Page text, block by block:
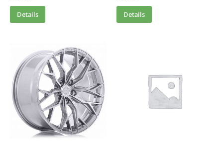
Details
Details